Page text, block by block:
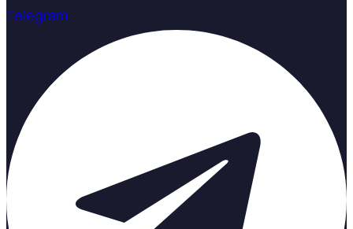
Telegram